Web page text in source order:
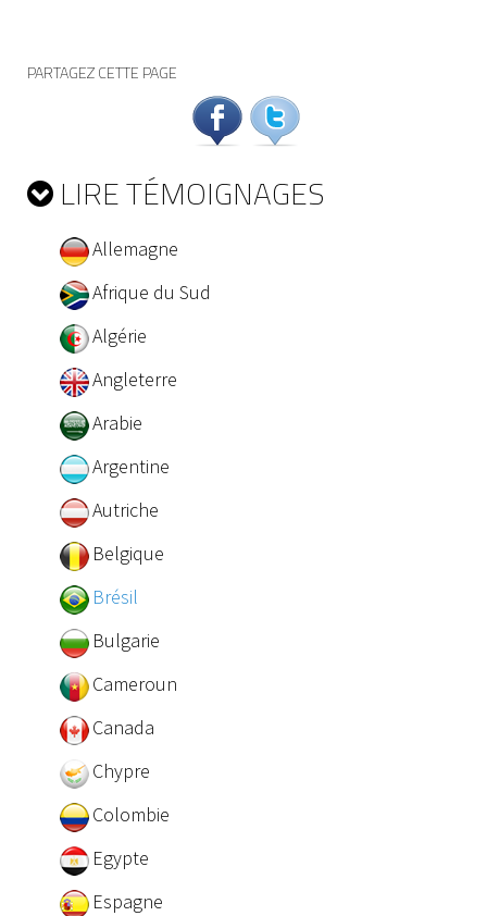
PARTAGEZ CETTE PAGE
LIRE TÉMOIGNAGES
Allemagne
Afrique du Sud
Algérie
Angleterre
Arabie
Argentine
Autriche
Belgique
Brésil
Bulgarie
Cameroun
Canada
Chypre
Colombie
Egypte
Espagne